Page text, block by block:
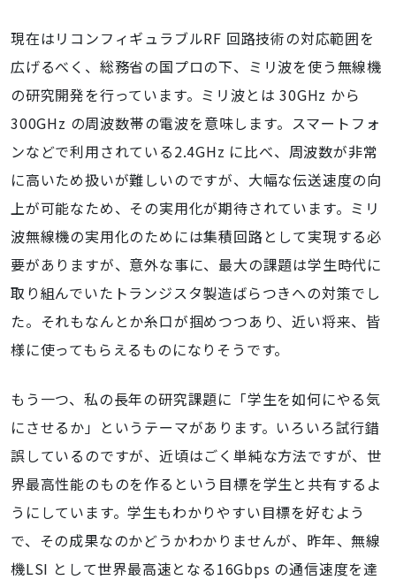
現在はリコンフィギュラブルRF 回路技術の対応範囲を
広げるべく、総務省の国プロの下、ミリ波を使う無線機
の研究開発を行っています。ミリ波とは 30GHz から
300GHz の周波数帯の電波を意味します。スマートフォ
ンなどで利用されている2.4GHz に比べ、周波数が非常
に高いため扱いが難しいのですが、大幅な伝送速度の向
上が可能なため、その実用化が期待されています。ミリ
波無線機の実用化のためには集積回路として実現する必
要がありますが、意外な事に、最大の課題は学生時代に
取り組んでいたトランジスタ製造ばらつきへの対策でし
た。それもなんとか糸口が掴めつつあり、近い将来、皆
様に使ってもらえるものになりそうです。
もう一つ、私の長年の研究課題に「学生を如何にやる気
にさせるか」というテーマがあります。いろいろ試行錯
誤しているのですが、近頃はごく単純な方法ですが、世
界最高性能のものを作るという目標を学生と共有するよ
うにしています。学生もわかりやすい目標を好むよう
で、その成果なのかどうかわかりませんが、昨年、無線
機LSI として世界最高速となる16Gbps の通信速度を達